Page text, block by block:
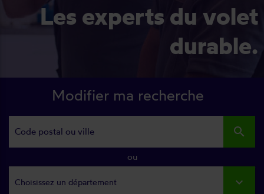
Les experts du volet
durable.
Modifier ma recherche
search
ou
Choisissez un département